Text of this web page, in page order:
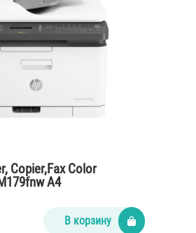
Copier,Fax Color
A4
В корзину